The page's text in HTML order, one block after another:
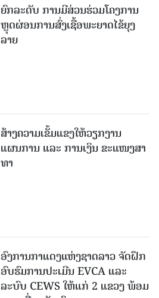
ຍົກລະດັບ ການມີສ່ວນຮ່ວມໂຄງການ
ຫຼຸດຜ່ອນການສົ່ງເຊື້ອພະຍາດໄຂ້ຍຸງ
ລາຍ
ສ້າງຄວາມເຂັ້ມແຂງໃຫ້ວຽກງານ
ແຜນການ ແລະ ການເງິນ ຂະແໜງສາ
ທາ
ອົງການກາແດງແຫ່ງຊາດລາວ ຈັດຝຶກ
ອົບຮົມການປະເມີນ EVCA ແລະ
ລະບົບ CEWS ໃຫ້ແກ່ 2 ແຂວງ ພ້ອມ